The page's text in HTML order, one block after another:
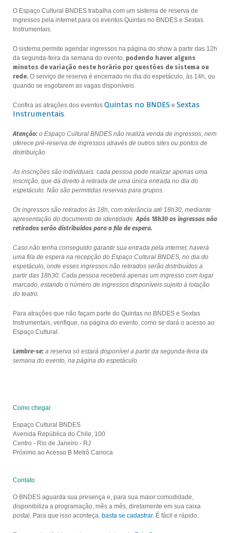
O Espaço Cultural BNDES trabalha com um sistema de reserva de
ingressos pela internet para os eventos Quintas no BNDES e Sextas
Instrumentais.
O sistema permite agendar ingressos na página do show a partir das 12h
da segunda-feira da semana do evento, podendo haver alguns
minutos de variação neste horário por questões de sistema ou
rede.O serviço de reserva é encerrado no dia do espetáculo, às 14h, ou
quando se esgotarem as vagas disponíveis.
Confira as atrações dos eventos Quintas no BNDES e Sextas
Instrumentais.
Atenção:o Espaço Cultural BNDES não realiza venda de ingressos, nem
oferece pré-reserva de ingressos através de outros sites ou pontos de
distribuição
As inscrições são individuais: cada pessoa pode realizar apenas uma
inscrição, que dá direito à retirada de uma única entrada no dia do
espetáculo. Não são permitidas reservas para grupos.
Os ingressos são retirados às 18h, com tolerância até 18h30, mediante
apresentação do documento de identidade.Após 18h30 os ingressos não
retirados serão distribuídos para a fila de espera.
Caso não tenha conseguido garantir sua entrada pela internet, haverá
uma fila de espera na recepção do Espaço Cultural BNDES, no dia do
espetáculo, onde esses ingressos não retirados serão distribuídos a
partir das 18h30. Cada pessoa receberá apenas um ingresso com lugar
marcado, estando o número de ingressos disponíveis sujeito à lotação
do teatro.
Para atrações que não façam parte do Quintas no BNDES e Sextas
Instrumentais, verifique, na página do evento, como se dará o acesso ao
Espaço Cultural.
Lembre-se:a reserva só estará disponível a partir da segunda-feira da
semana do evento, na página do espetáculo.
Como chegar
Espaço Cultural BNDES
Avenida República do Chile, 100
Centro - Rio de Janeiro - RJ
Próximo ao Acesso B Metrô Carioca
Contato
O BNDES aguarda sua presença e, para sua maior comodidade,
disponibiliza a programação, mês a mês, diretamente em sua caixa
postal. Para que isso aconteça, basta se cadastrar. É fácil e rápido.